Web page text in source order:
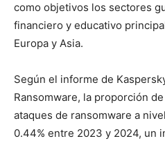
como objetivos los sectores
financiero y educativo
Europa y Asia.
Según el informe de
Ransomware, la proporción
ataques de ransomware a
0.44% entre 2023 y 2024, un